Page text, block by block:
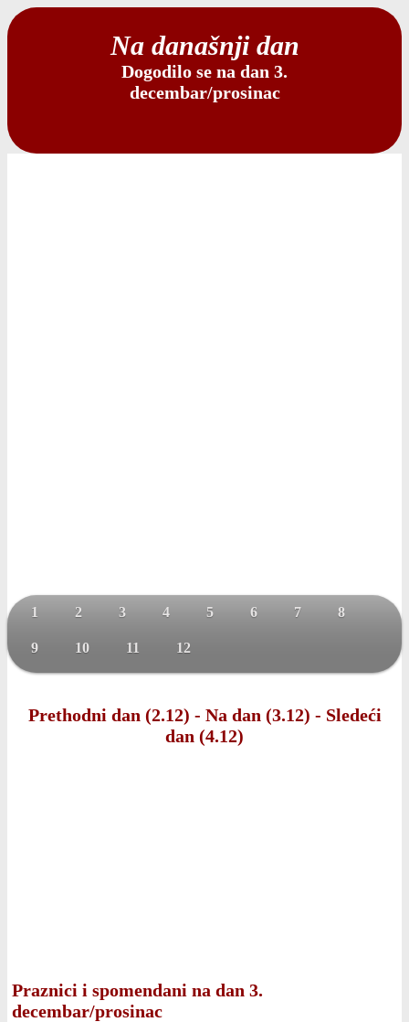
Na današnji dan
Dogodilo se na dan 3.
decembar/prosinac
1 2 3 4 5 6 7 8
9 10 11 12
Prethodni dan (2.12) - Na dan (3.12) - Sledeći
dan (4.12)
Praznici i spomendani na dan 3.
decembar/prosinac